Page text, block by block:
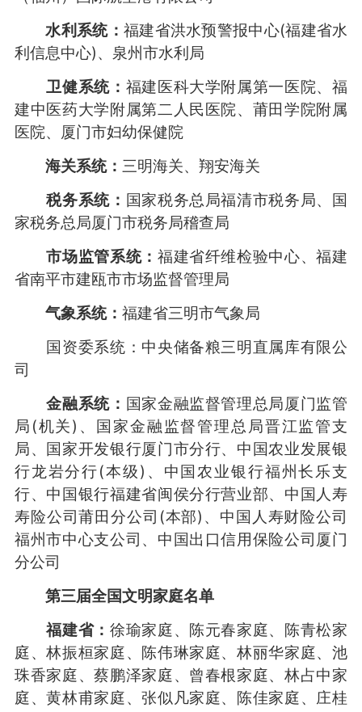
水利系统： 福建省洪水预警报中心(福建省水
利信息中心)、泉州市水利局
卫健系统： 福建医科大学附属第一医院、福
建中医药大学附属第二人民医院、莆田学院附属
医院、厦门市妇幼保健院
海关系统： 三明海关、翔安海关
税务系统： 国家税务总局福清市税务局、国
家税务总局厦门市税务局稽查局
市场监管系统： 福建省纤维检验中心、福建
省南平市建瓯市市场监督管理局
气象系统： 福建省三明市气象局
国资委系统：中央储备粮三明直属库有限公
司
金融系统： 国家金融监督管理总局厦门监管
局(机关)、国家金融监督管理总局晋江监管支
局、国家开发银行厦门市分行、中国农业发展银
行龙岩分行(本级)、中国农业银行福州长乐支
行、中国银行福建省闽侯分行营业部、中国人寿
寿险公司莆田分公司(本部)、中国人寿财险公司
福州市中心支公司、中国出口信用保险公司厦门
分公司
第三届全国文明家庭名单
福建省： 徐瑜家庭、陈元春家庭、陈青松家
庭、林振桓家庭、陈伟琳家庭、林丽华家庭、池
珠香家庭、蔡鹏泽家庭、曾春根家庭、林占中家
庭、黄林甫家庭、张似凡家庭、陈佳家庭、庄桂